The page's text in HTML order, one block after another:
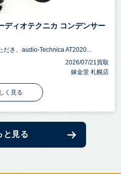
ディオテクニカ コンデンサー
だき、audio-Technica AT2020...
2026/07/21買取
錬金堂 札幌店
く見る
と見る